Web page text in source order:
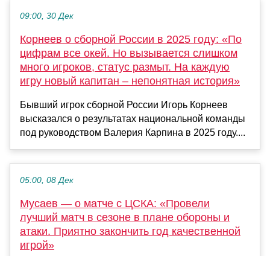
09:00, 30 Дек
Корнеев о сборной России в 2025 году: «По
цифрам все окей. Но вызывается слишком
много игроков, статус размыт. На каждую
игру новый капитан – непонятная история»
Бывший игрок сборной России Игорь Корнеев
высказался о результатах национальной команды
под руководством Валерия Карпина в 2025 году....
05:00, 08 Дек
Мусаев — о матче с ЦСКА: «Провели
лучший матч в сезоне в плане обороны и
атаки. Приятно закончить год качественной
игрой»